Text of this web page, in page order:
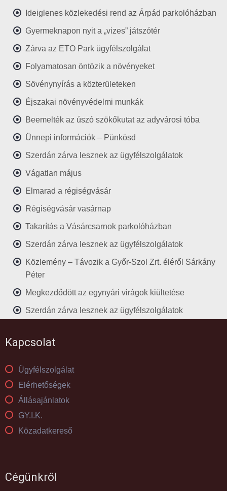
Ideiglenes közlekedési rend az Árpád parkolóházban
Gyermeknapon nyit a „vizes” játszótér
Zárva az ETO Park ügyfélszolgálat
Folyamatosan öntözik a növényeket
Sövénynyírás a közterületeken
Éjszakai növényvédelmi munkák
Beemelték az úszó szökőkutat az adyvárosi tóba
Ünnepi információk – Pünkösd
Szerdán zárva lesznek az ügyfélszolgálatok
Vágatlan május
Elmarad a régiségvásár
Régiségvásár vasárnap
Takarítás a Vásárcsarnok parkolóházban
Szerdán zárva lesznek az ügyfélszolgálatok
Közlemény – Távozik a Győr-Szol Zrt. éléről Sárkány
Péter
Megkezdődött az egynyári virágok kiültetése
Szerdán zárva lesznek az ügyfélszolgálatok
Kapcsolat
Ügyfélszolgálat
Elérhetőségek
Állásajánlatok
GY.I.K.
Közadatkereső
Cégünkről